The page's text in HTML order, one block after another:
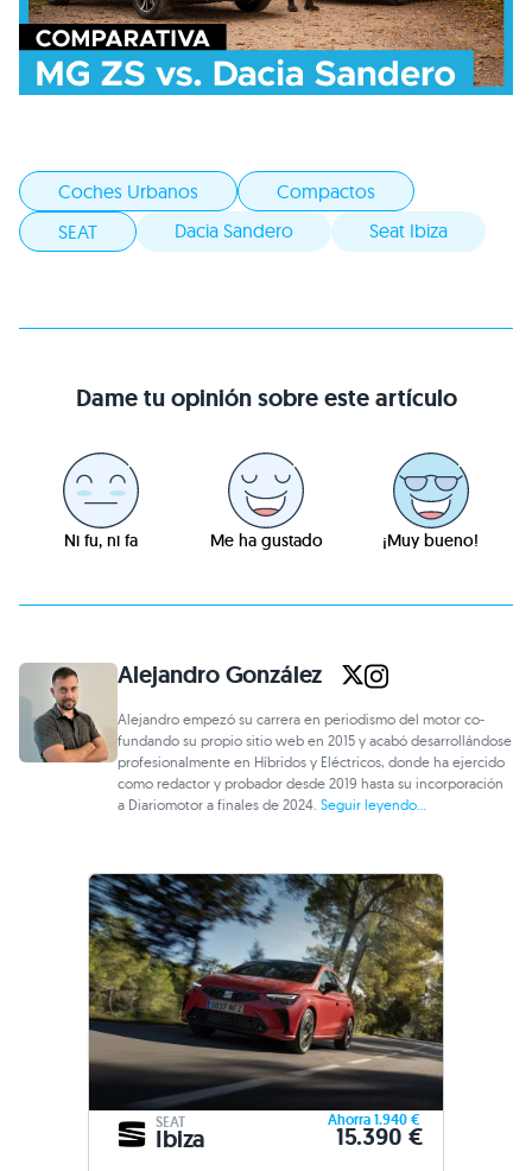
Coches Urbanos
Compactos
SEAT
Dacia Sandero Seat Ibiza
Dame tu opinión sobre este artículo
Ni fu, ni fa Me ha gustado ¡Muy bueno!
Alejandro González
Alejandro empezó su carrera en periodismo del motor co-
fundando su propio sitio web en 2015 y acabó desarrollándose
profesionalmente en Híbridos y Eléctricos, donde ha ejercido
como redactor y probador desde 2019 hasta su incorporación
a Diariomotor a finales de 2024.Seguir leyendo...
SEAT
Ibiza
Ahorra 1.940 €
15.390 €